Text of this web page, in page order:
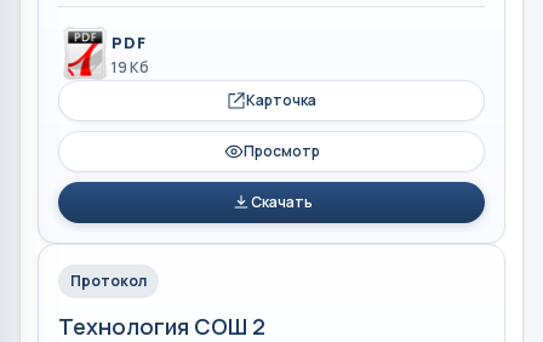
PDF
19 Кб
Карточка
Просмотр
Скачать
Протокол
Технология СОШ 2